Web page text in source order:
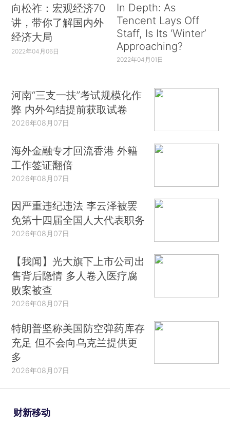
向松祚：宏观经济70
讲，带你了解国内外
经济大局
2022年04月06日
In Depth: As
Tencent Lays Off
Staff, Is Its ‘Winter’
Approaching?
2022年04月01日
河南“三支一扶”考试规模化作
弊 内外勾结提前获取试卷
2026年08月07日
海外金融专才回流香港 外籍
工作签证翻倍
2026年08月07日
因严重违纪违法 李云泽被罢
免第十四届全国人大代表职务
2026年08月07日
【我闻】光大旗下上市公司出
售背后隐情 多人卷入医疗腐
败案被查
2026年08月07日
特朗普坚称美国防空弹药库存
充足 但不会向乌克兰提供更
多
2026年08月07日
财新移动